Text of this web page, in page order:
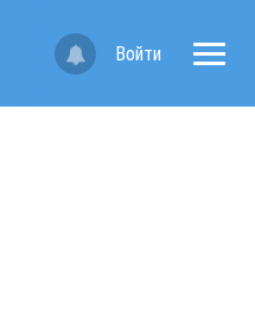
Войти